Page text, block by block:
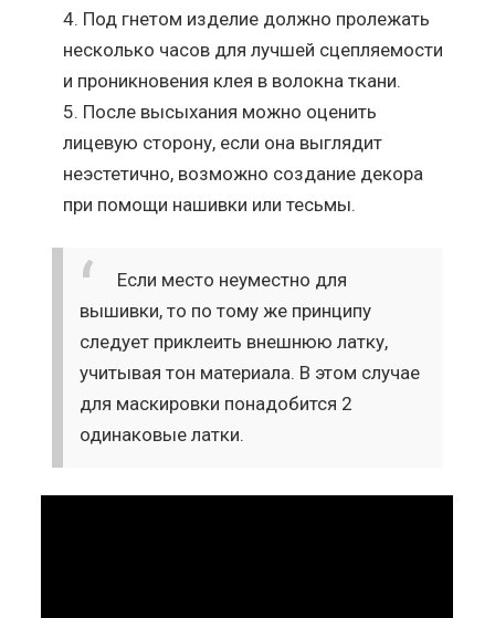
Под гнетом изделие должно пролежать
несколько часов для лучшей сцепляемости
и проникновения клея в волокна ткани.
После высыхания можно оценить
лицевую сторону, если она выглядит
неэстетично, возможно создание декора
при помощи нашивки или тесьмы.
Если место неуместно для
вышивки, то по тому же принципу
следует приклеить внешнюю латку,
учитывая тон материала. В этом случае
для маскировки понадобится 2
одинаковые латки.